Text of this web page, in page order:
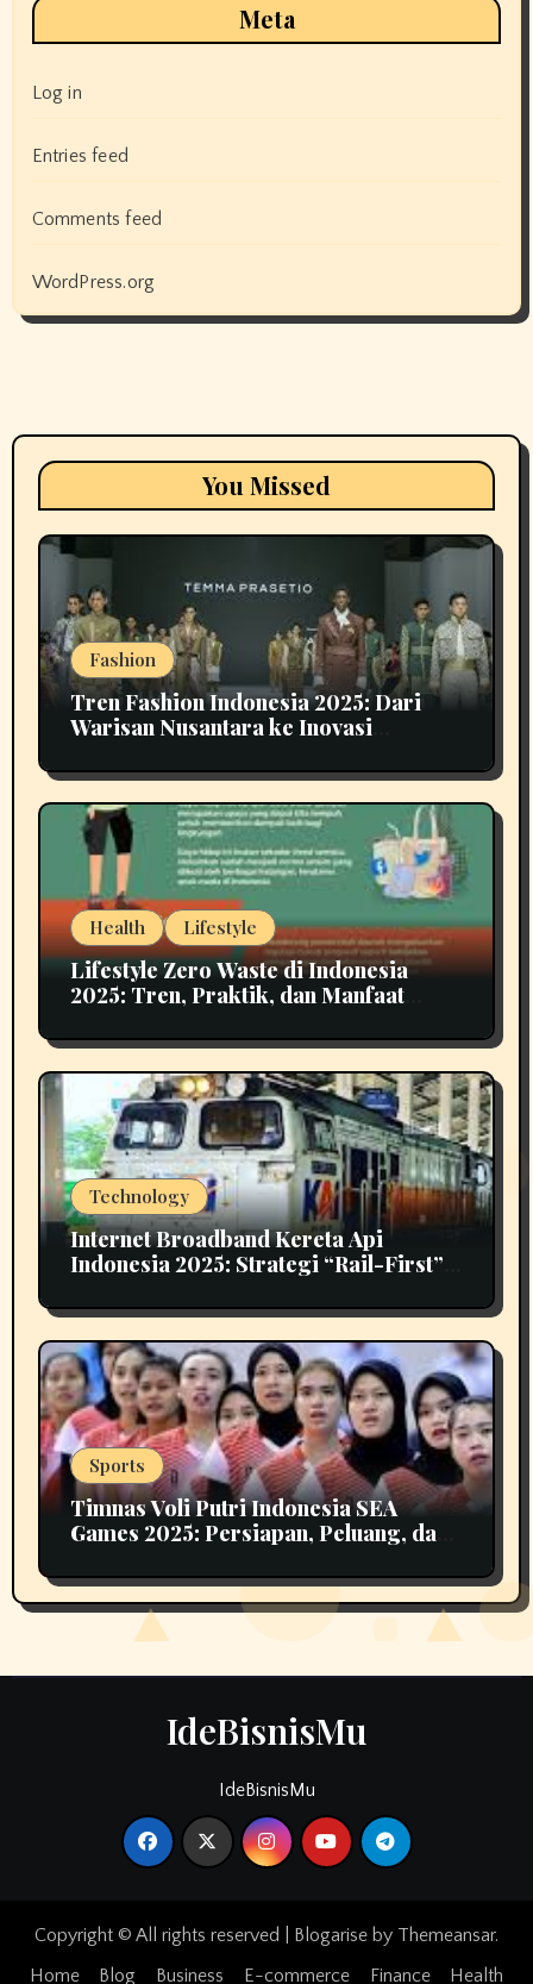
Meta
Log in
Entries feed
Comments feed
WordPress.org
You Missed
Fashion
Tren Fashion Indonesia 2025: Dari
Warisan Nusantara ke Inovasi
Health Lifestyle
Lifestyle Zero Waste di Indonesia
2025: Tren, Praktik, dan Manfaat
Technology
Internet Broadband Kereta Api
Indonesia 2025: Strategi “Rail-First”
Sports
Timnas Voli Putri Indonesia SEA
Games 2025: Persiapan, Peluang, dan
IdeBisnisMu
IdeBisnisMu
Copyright © All rights reserved Blogarise by Themeansar.
Home
Blog Business E-commerce Finance Health